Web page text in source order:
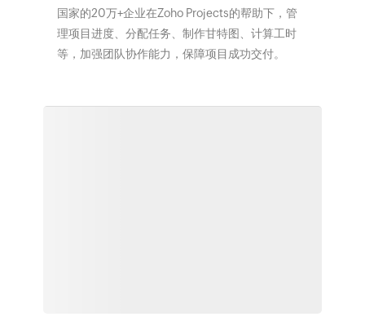
国家的20万+企业在Zoho Projects的帮助下，管
理项目进度、分配任务、制作甘特图、计算工时
等，加强团队协作能力，保障项目成功交付。